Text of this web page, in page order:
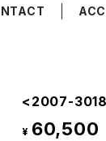
<2007-
¥ 60,500